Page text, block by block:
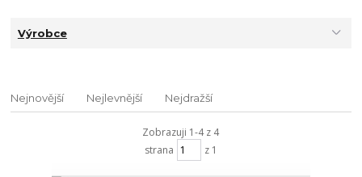
Výrobce
Nejnovější Nejlevnější Nejdražší
Zobrazuji 1-4 z 4
strana
z 1